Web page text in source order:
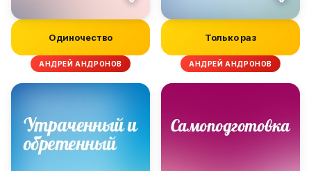
Одиночество
АНДРЕЙ АНДРОНОВ
Только раз
АНДРЕЙ АНДРОНОВ